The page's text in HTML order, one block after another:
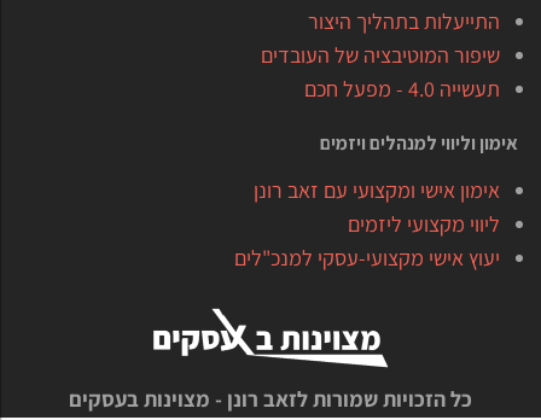
התייעלות בתהליך היצור
שיפור המוטיבציה של העובדים
תעשייה 4.0 - מפעל חכם
אימון וליווי למנהלים ויזמים
אימון אישי ומקצועי עם זאב רונן
ליווי מקצועי ליזמים
יעוץ אישי מקצועי-עסקי למנכ"לים
כל הזכויות שמורות לזאב רונן - מצוינות בעסקים